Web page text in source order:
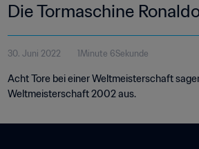
Die Tormaschine
30. Juni 2022 1Minute 6Sekunde
Acht Tore bei einer Weltmeisterschaft
Weltmeisterschaft 2002 aus.